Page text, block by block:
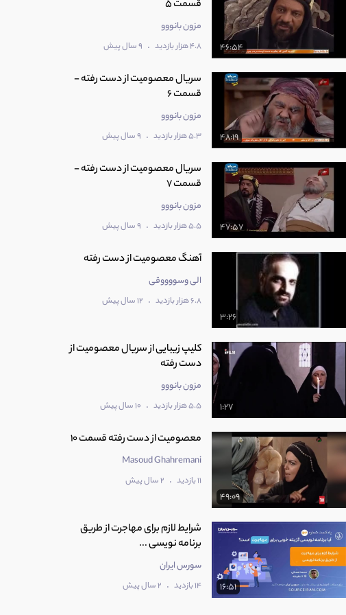
46:54
قسمت 5
مزون بانووو
4.8 هزار بازدید . 9 سال پیش
48:19
سریال معصومیت از دست رفته -
قسمت 6
مزون بانووو
5.3 هزار بازدید . 9 سال پیش
47:57
سریال معصومیت از دست رفته -
قسمت 7
مزون بانووو
5.5 هزار بازدید . 9 سال پیش
3:26
آهنگ معصومیت از دست رفته
الی وسووووقی
6.8 هزار بازدید . 12 سال پیش
1:27
كلیپ زیبایی از سریال معصومیت از
دست رفته
مزون بانووو
5.5 هزار بازدید . 10 سال پیش
49:09
معصومیت از دست رفته قسمت 10
Masoud Ghahremani
11 بازدید . 2 سال پیش
16:51
شرایط لازم برای مهاجرت از طریق
برنامه نویسی ...
سورس ایران
14 بازدید . 2 سال پیش